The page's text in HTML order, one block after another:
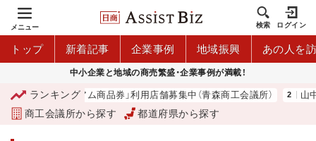
メニュー 検索 ログイン
トップ 新着記事 企業事例 地域振興 あの人を
中小企業と地域の商売繁盛・企業事例が満載！
ランキング
森市プレミアム商品券」利用店舗募集中（青森商工会議所） 山中伸弥
商工会議所から探す 都道府県から探す